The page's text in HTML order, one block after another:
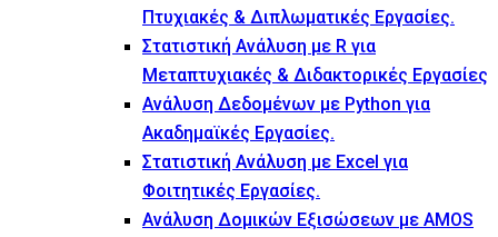
Πτυχιακές & Διπλωματικές Εργασίες.
Στατιστική Ανάλυση με R για
Μεταπτυχιακές & Διδακτορικές Εργασίες
Ανάλυση Δεδομένων με Python για
Ακαδημαϊκές Εργασίες.
Στατιστική Ανάλυση με Excel για
Φοιτητικές Εργασίες.
Ανάλυση Δομικών Εξισώσεων με AMOS